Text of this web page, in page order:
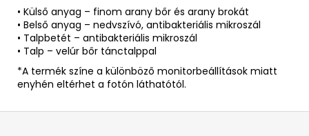
• Külső anyag – finom arany bőr és arany brokát
• Belső anyag – nedvszívó, antibakteriális mikroszál
• Talpbetét – antibakteriális mikroszál
• Talp – velúr bőr tánctalppal
*A termék színe a különböző monitorbeállítások miatt
enyhén eltérhet a fotón láthatótól.